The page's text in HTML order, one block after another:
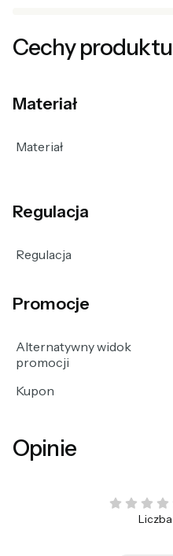
Cechy produktu
Materiał
Materiał
Regulacja
Regulacja
Promocje
Alternatywny widok
promocji
Kupon
Opinie